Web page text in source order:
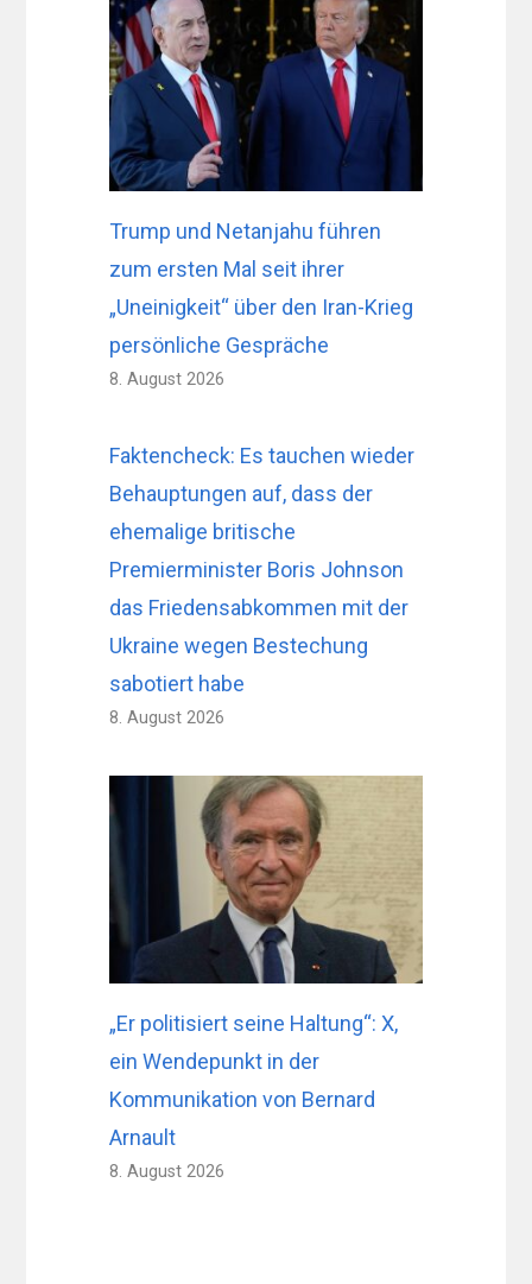
Trump und Netanjahu führen
zum ersten Mal seit ihrer
„Uneinigkeit“ über den Iran-Krieg
persönliche Gespräche
8. August 2026
Faktencheck: Es tauchen wieder
Behauptungen auf, dass der
ehemalige britische
Premierminister Boris Johnson
das Friedensabkommen mit der
Ukraine wegen Bestechung
sabotiert habe
8. August 2026
„Er politisiert seine Haltung“: X,
ein Wendepunkt in der
Kommunikation von Bernard
Arnault
8. August 2026